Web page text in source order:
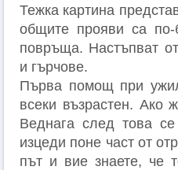
Тежка картина
общите прояви са
повръща. Настъпват
и гърчове.
Първа помощ при
всеки възрастен. Ако
Веднага след това
изцеди поне част от
път и вие знаете, че